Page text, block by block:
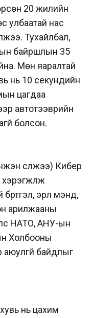
20 жилийн
улбаатай нас
Тухайлбал,
байршлын 35
Мөн яаралтай
нь 10 секундийн
цагдаа
автотээврийн
болсон.
сүлжээ) Кибер
эрүүл мэнд,
арилжааны
НАТО, АНУ-ын
Холбооны
байдлыг
нь цахим